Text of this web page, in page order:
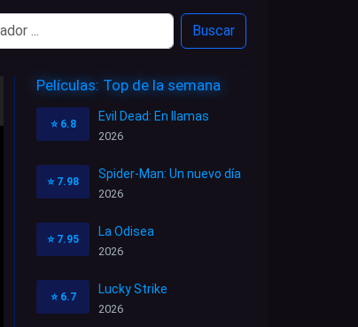
Buscar
Películas: Top de la semana
⭐ 6.8
Evil Dead: En llamas
2026
⭐ 7.98
Spider-Man: Un nuevo día
2026
⭐ 7.95
La Odisea
2026
⭐ 6.7
Lucky Strike
2026